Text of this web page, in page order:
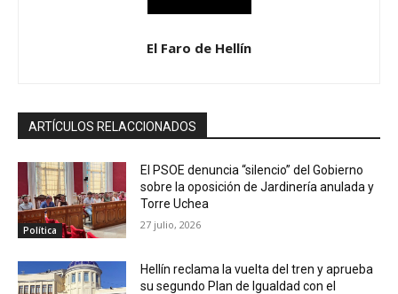
El Faro de Hellín
ARTÍCULOS RELACCIONADOS
Política
El PSOE denuncia “silencio” del Gobierno
sobre la oposición de Jardinería anulada y
Torre Uchea
27 julio, 2026
Hellín reclama la vuelta del tren y aprueba
su segundo Plan de Igualdad con el